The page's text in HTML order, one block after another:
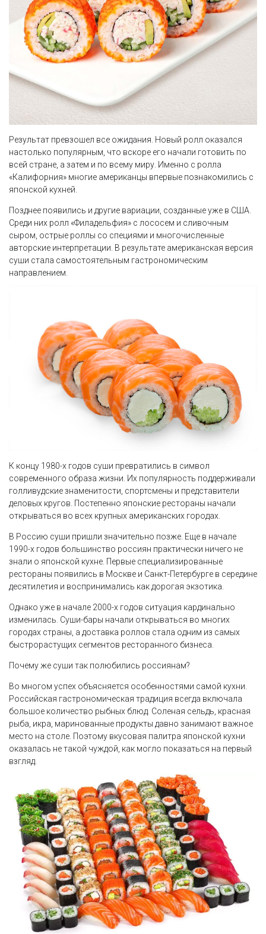
Результат превзошел все ожидания. Новый ролл оказался
настолько популярным, что вскоре его начали готовить по
всей стране, а затем и по всему миру. Именно с ролла
«Калифорния» многие американцы впервые познакомились с
японской кухней.
Позднее появились и другие вариации, созданные уже в США.
Среди них ролл «Филадельфия» с лососем и сливочным
сыром, острые роллы со специями и многочисленные
авторские интерпретации. В результате американская версия
суши стала самостоятельным гастрономическим
направлением.
К концу 1980-х годов суши превратились в символ
современного образа жизни. Их популярность поддерживали
голливудские знаменитости, спортсмены и представители
деловых кругов. Постепенно японские рестораны начали
открываться во всех крупных американских городах.
В Россию суши пришли значительно позже. Еще в начале
1990-х годов большинство россиян практически ничего не
знали о японской кухне. Первые специализированные
рестораны появились в Москве и Санкт-Петербурге в середине
десятилетия и воспринимались как дорогая экзотика.
Однако уже в начале 2000-х годов ситуация кардинально
изменилась. Суши-бары начали открываться во многих
городах страны, а доставка роллов стала одним из самых
быстрорастущих сегментов ресторанного бизнеса.
Почему же суши так полюбились россиянам?
Во многом успех объясняется особенностями самой кухни.
Российская гастрономическая традиция всегда включала
большое количество рыбных блюд. Соленая сельдь, красная
рыба, икра, маринованные продукты давно занимают важное
место на столе. Поэтому вкусовая палитра японской кухни
оказалась не такой чуждой, как могло показаться на первый
взгляд.